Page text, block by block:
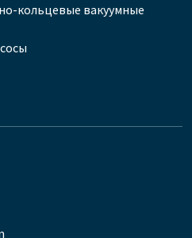
кольцевые вакуумные